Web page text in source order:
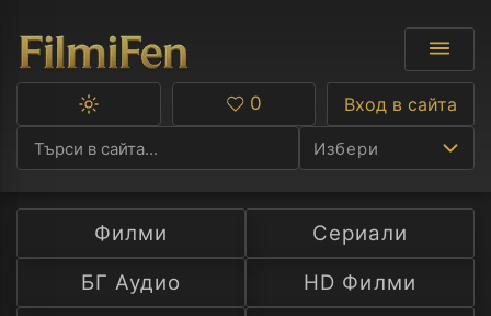
Избери
Ф
С
Превключване
тъмна
тема
Любими
0 Вход в сайта
Филми
Сериали
БГ Аудио
HD Филми